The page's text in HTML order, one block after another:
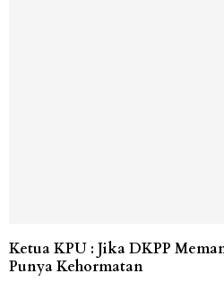
Ketua KPU : Jika DKPP
Punya Kehormatan